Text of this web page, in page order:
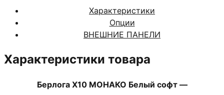
Характеристики
Опции
ВНЕШНИЕ ПАНЕЛИ
Характеристики товара
Берлога Х10 МОНАКО Белый софт —